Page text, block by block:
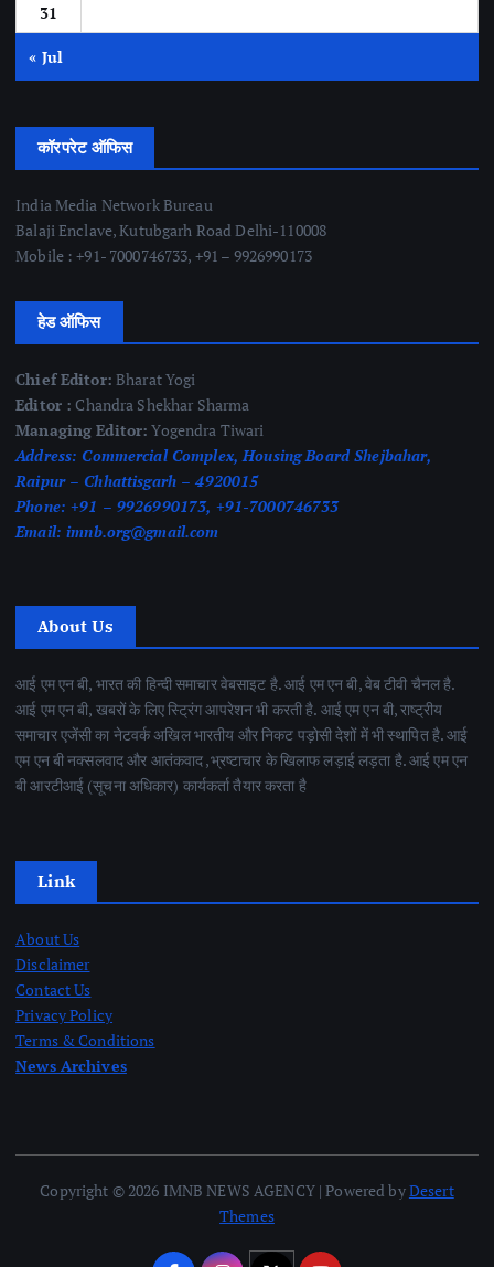
31
« Jul
कॉरपरेट ऑफिस
India Media Network Bureau
Balaji Enclave, Kutubgarh Road Delhi-110008
Mobile : +91- 7000746733, +91 – 9926990173
हेड ऑफिस
Chief Editor: Bharat Yogi
Editor : Chandra Shekhar Sharma
Managing Editor: Yogendra Tiwari
Address: Commercial Complex, Housing Board Shejbahar,
Raipur – Chhattisgarh – 4920015
Phone: +91 – 9926990173, +91-7000746733
Email: imnb.org@gmail.com
About Us
आई एम एन बी, भारत की हिन्दी समाचार वेबसाइट है. आई एम एन बी, वेब टीवी चैनल है.
आई एम एन बी, खबरों के लिए स्ट्रिंग आपरेशन भी करती है. आई एम एन बी, राष्ट्रीय
समाचार एजेंसी का नेटवर्क अखिल भारतीय और निकट पड़ोसी देशों में भी स्थापित है. आई
एम एन बी नक्सलवाद और आतंकवाद ,भ्रष्टाचार के खिलाफ लड़ाई लड़ता है. आई एम एन
बी आरटीआई (सूचना अधिकार) कार्यकर्ता तैयार करता है
Link
About Us
Disclaimer
Contact Us
Privacy Policy
Terms & Conditions
News Archives
Copyright © 2026 IMNB NEWS AGENCY | Powered byDesert
Themes